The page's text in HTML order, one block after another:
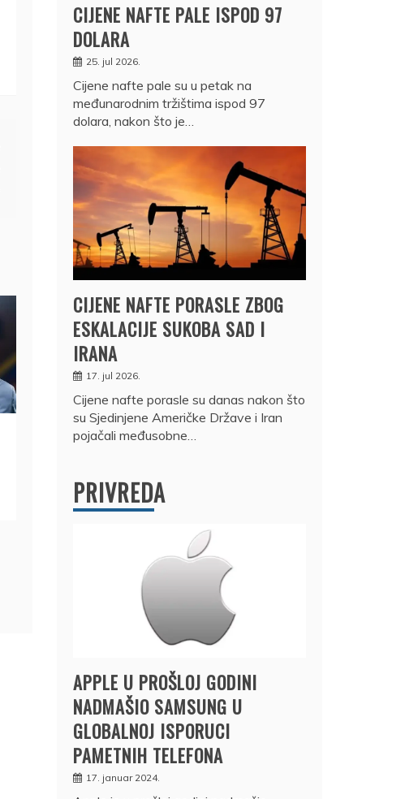
CIJENE NAFTE PALE ISPOD 97
DOLARA
25. jul 2026.
Cijene nafte pale su u petak na
međunarodnim tržištima ispod 97
dolara, nakon što je…
CIJENE NAFTE PORASLE ZBOG
ESKALACIJE SUKOBA SAD I
IRANA
17. jul 2026.
Cijene nafte porasle su danas nakon što
su Sjedinjene Američke Države i Iran
pojačali međusobne…
PRIVREDA
APPLE U PROŠLOJ GODINI
NADMAŠIO SAMSUNG U
GLOBALNOJ ISPORUCI
PAMETNIH TELEFONA
17. januar 2024.